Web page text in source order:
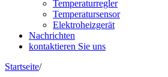
Temperaturregler
Temperatursensor
Elektroheizgerät
Nachrichten
kontaktieren Sie uns
Startseite/